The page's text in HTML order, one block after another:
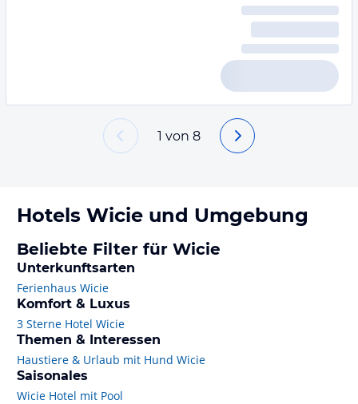
1 von 8
Hotels Wicie und Umgebung
Beliebte Filter für Wicie
Unterkunftsarten
Ferienhaus Wicie
Komfort & Luxus
3 Sterne Hotel Wicie
Themen & Interessen
Haustiere & Urlaub mit Hund Wicie
Saisonales
Wicie Hotel mit Pool